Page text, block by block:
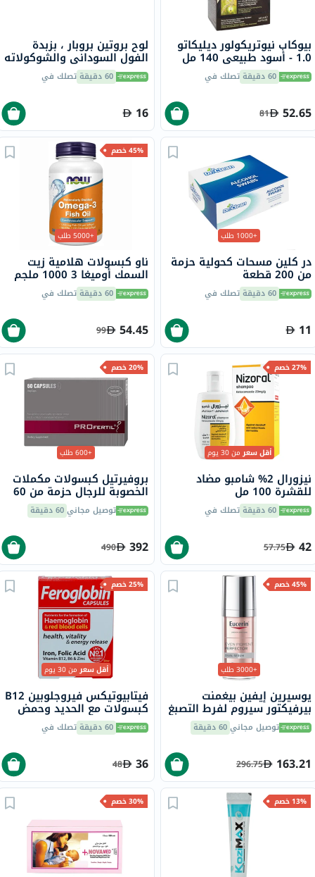
بيوكاب نيوتريكولور ديليكاتو
1.0 - أسود طبيعي 140 مل
60 دقيقة تصلك في
52.65
81
لوح بروتين بروبار ، بزبدة
الفول السوداني والشوكولاته
70 جرام 60 دقيقة تصلك في
16
+1000 طلب
در كلين مسحات كحولية حزمة
من 200 قطعة
60 دقيقة تصلك في
11
45% خصم
+5000 طلب
ناو كبسولات هلامية زيت
السمك أوميغا 3 1000 ملجم
180 EPA / 120 DHA حزمة من
100 60 دقيقة تصلك في
54.45
99
27% خصم
أقل سعرمن 30 يوم
نيزورال 2% شامبو مضاد
للقشرة 100 مل
60 دقيقة تصلك في
42
57.75
20% خصم
+600 طلب
بروفيرتيل كبسولات مكملات
الخصوبة للرجال حزمة من 60
كبسولةتوصيل مجاني60 دقيقة
392
490
45% خصم
+3000 طلب
يوسيرين إيفين بيغمنت
بيرفيكتور سيروم لفرط التصبغ
المزدوج 30 ملتوصيل مجاني60 دقيقة
163.21
296.75
25% خصم
أقل سعرمن 30 يوم
فيتابيوتيكس فيروجلوبين B12
كبسولات مع الحديد وحمض
الفوليك وفيتامين B12
لمحاربة التعب، 30 كبسولة
60 دقيقة تصلك في
36
48
13% خصم 30% خصم